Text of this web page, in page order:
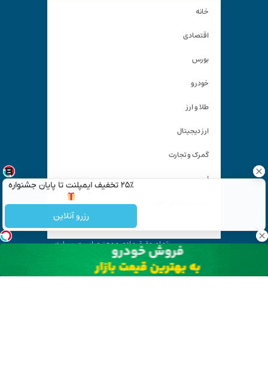
۲۵٪ تخفیف ایمپلنت تا پایان جشنواره
رزرو آنلاین
خانه
اقتصادی
بورس
خودرو
طلا و ارز
ارز دیجیتال
گمرک و تجارت
|
تمام حقوق مادی و معنوی این وب سایت
کیان آنلاین» است و استفاده غیر قانونی از آن پیگرد
قانونی دارد.